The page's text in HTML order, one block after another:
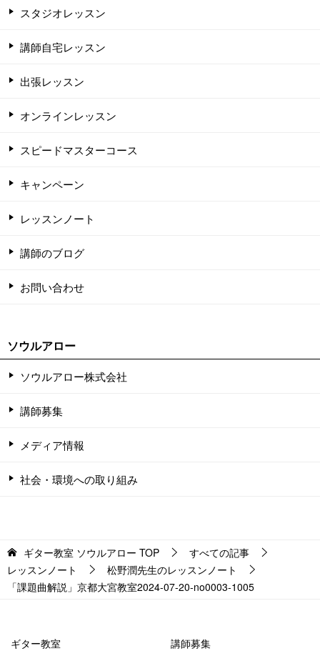
スタジオレッスン
講師自宅レッスン
出張レッスン
オンラインレッスン
スピードマスターコース
キャンペーン
レッスンノート
講師のブログ
お問い合わせ
ソウルアロー
ソウルアロー株式会社
講師募集
メディア情報
社会・環境への取り組み
ギター教室 ソウルアロー TOP
すべての記事
レッスンノート
松野潤先生のレッスンノート
「課題曲解説」京都大宮教室2024-07-20-no0003-­1005
ギター教室 講師募集